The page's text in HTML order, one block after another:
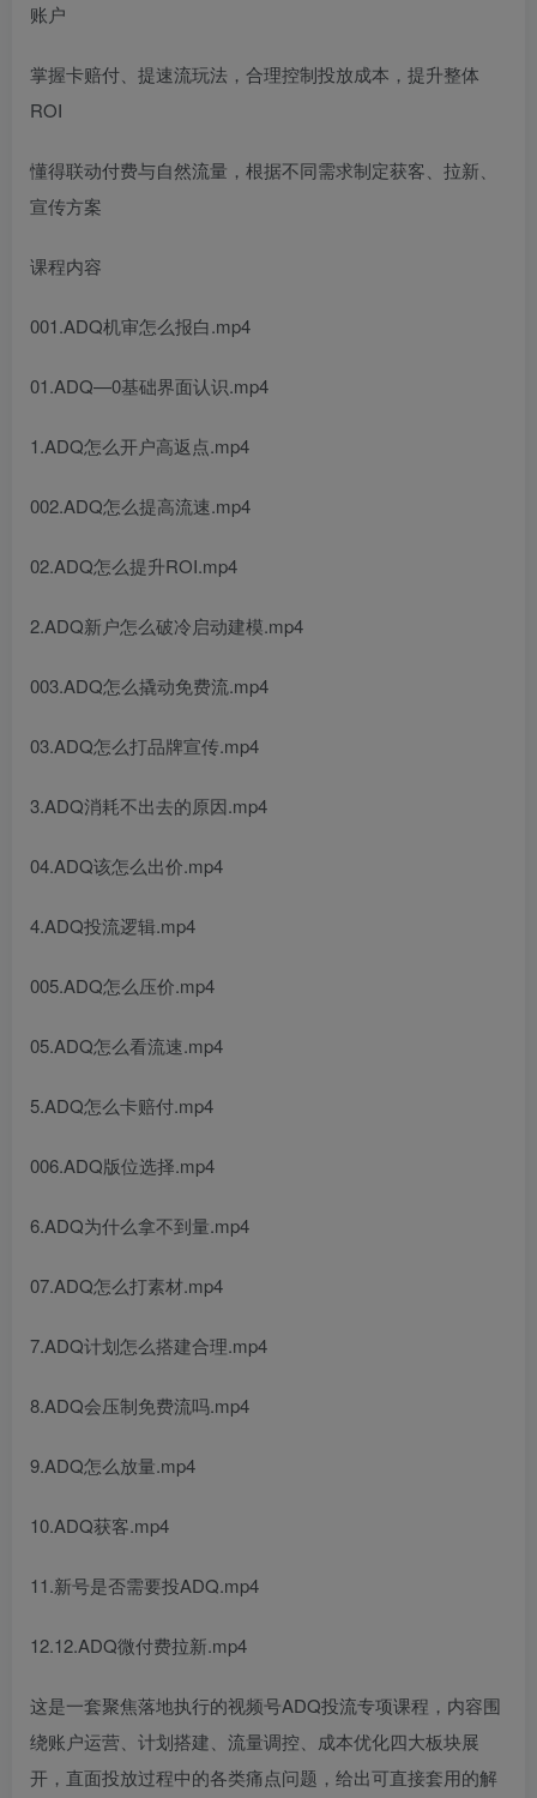
账户
掌握卡赔付、提速流玩法，合理控制投放成本，提升整体
ROI
懂得联动付费与自然流量，根据不同需求制定获客、拉新、
宣传方案
课程内容
001.ADQ机审怎么报白.mp4
01.ADQ—0基础界面认识.mp4
1.ADQ怎么开户高返点.mp4
002.ADQ怎么提高流速.mp4
02.ADQ怎么提升ROI.mp4
2.ADQ新户怎么破冷启动建模.mp4
003.ADQ怎么撬动免费流.mp4
03.ADQ怎么打品牌宣传.mp4
3.ADQ消耗不出去的原因.mp4
04.ADQ该怎么出价.mp4
4.ADQ投流逻辑.mp4
005.ADQ怎么压价.mp4
05.ADQ怎么看流速.mp4
5.ADQ怎么卡赔付.mp4
006.ADQ版位选择.mp4
6.ADQ为什么拿不到量.mp4
07.ADQ怎么打素材.mp4
7.ADQ计划怎么搭建合理.mp4
8.ADQ会压制免费流吗.mp4
9.ADQ怎么放量.mp4
10.ADQ获客.mp4
11.新号是否需要投ADQ.mp4
12.12.ADQ微付费拉新.mp4
这是一套聚焦落地执行的视频号ADQ投流专项课程，内容围
绕账户运营、计划搭建、流量调控、成本优化四大板块展
开，直面投放过程中的各类痛点问题，给出可直接套用的解